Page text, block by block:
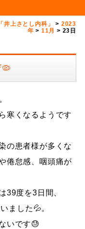
上さとし内科」 > 2023
年 > 11月 > 23日
寒くなるようです
の患者様が多くな
倦怠感、咽頭痛が
39度を3日間、
ました💦。
いです😓